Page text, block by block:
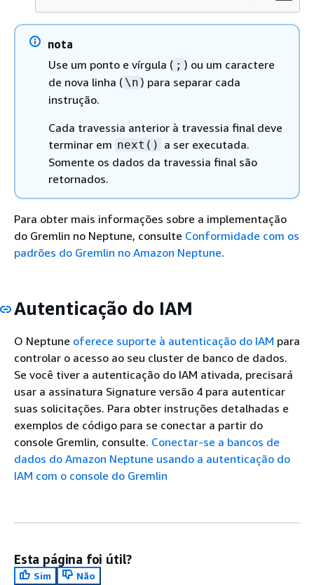
nota
Use um ponto e vírgula ( ; ) ou um caractere
de nova linha ( \n ) para separar cada
instrução.
Cada travessia anterior à travessia final deve
terminar em next() a ser executada.
Somente os dados da travessia final são
retornados.
Para obter mais informações sobre a implementação
do Gremlin no Neptune, consulte Conformidade com os
padrões do Gremlin no Amazon Neptune.
Autenticação do IAM
O Neptune oferece suporte à autenticação do IAM para
controlar o acesso ao seu cluster de banco de dados.
Se você tiver a autenticação do IAM ativada, precisará
usar a assinatura Signature versão 4 para autenticar
suas solicitações. Para obter instruções detalhadas e
exemplos de código para se conectar a partir do
console Gremlin, consulte. Conectar-se a bancos de
dados do Amazon Neptune usando a autenticação do
IAM com o console do Gremlin
Esta página foi útil?
Sim
Não